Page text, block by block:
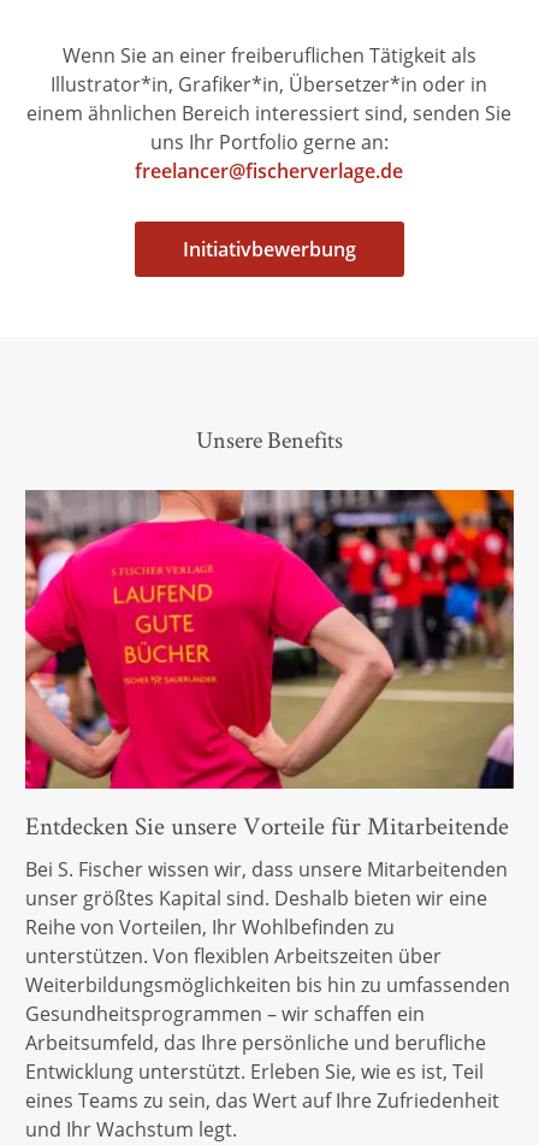
Wenn Sie an einer freiberuflichen Tätigkeit als
Illustrator*in, Grafiker*in, Übersetzer*in oder in
einem ähnlichen Bereich interessiert sind, senden Sie
uns Ihr Portfolio gerne an:
freelancer@fischerverlage.de
Initiativbewerbung
Unsere Benefits
Entdecken Sie unsere Vorteile für Mitarbeitende
Bei S. Fischer wissen wir, dass unsere Mitarbeitenden
unser größtes Kapital sind. Deshalb bieten wir eine
Reihe von Vorteilen, Ihr Wohlbefinden zu
unterstützen. Von flexiblen Arbeitszeiten über
Weiterbildungsmöglichkeiten bis hin zu umfassenden
Gesundheitsprogrammen – wir schaffen ein
Arbeitsumfeld, das Ihre persönliche und berufliche
Entwicklung unterstützt. Erleben Sie, wie es ist, Teil
eines Teams zu sein, das Wert auf Ihre Zufriedenheit
und Ihr Wachstum legt.